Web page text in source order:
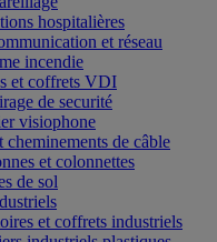
hospitalières
et réseau
incendie
et coffrets VDI
de securité
visiophone
cheminements de câble
et colonnettes
de sol
et coffrets industriels